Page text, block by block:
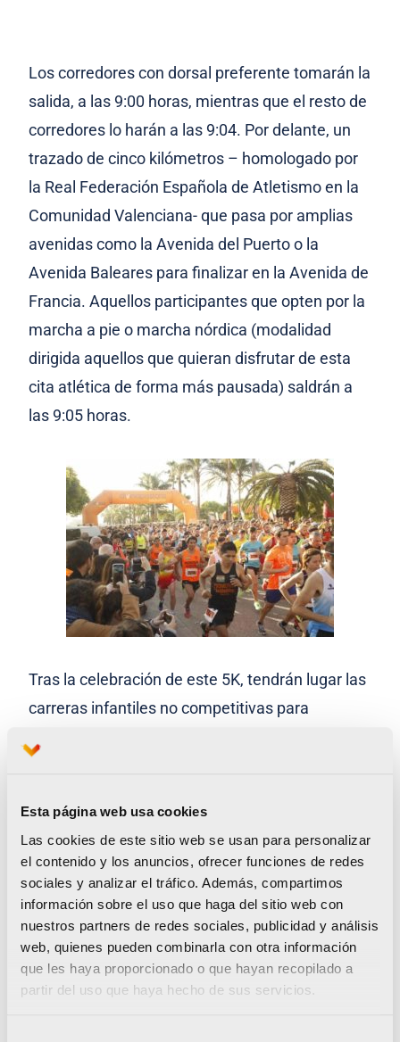
Esta página web usa cookies
Las cookies de este sitio web se usan para personalizar
el contenido y los anuncios, ofrecer funciones de redes
sociales y analizar el tráfico. Además, compartimos
información sobre el uso que haga del sitio web con
nuestros partners de redes sociales, publicidad y análisis
web, quienes pueden combinarla con otra información
que les haya proporcionado o que hayan recopilado a
partir del uso que haya hecho de sus servicios.
Los corredores con dorsal preferente tomarán la
salida, a las 9:00 horas, mientras que el resto de
corredores lo harán a las 9:04. Por delante, un
trazado de cinco kilómetros – homologado por
la Real Federación Española de Atletismo en la
Comunidad Valenciana- que pasa por amplias
avenidas como la Avenida del Puerto o la
Avenida Baleares para finalizar en la Avenida de
Francia. Aquellos participantes que opten por la
marcha a pie o marcha nórdica (modalidad
dirigida aquellos que quieran disfrutar de esta
cita atlética de forma más pausada) saldrán a
las 9:05 horas.
Tras la celebración de este 5K, tendrán lugar las
carreras infantiles no competitivas para
para la categoría infantil (niños nacidos en 2006
y 2007); 1 000 metros para la categoría alevín
(nacidos en 2008 y 2009); 800 metros para la
categoría benjamín (nacidos en 2010 y 2011);
400 metros para la categoría pre –benjamín
(nacidos en 2012 y 2013) y 200 metros para los
menores de cinco años.